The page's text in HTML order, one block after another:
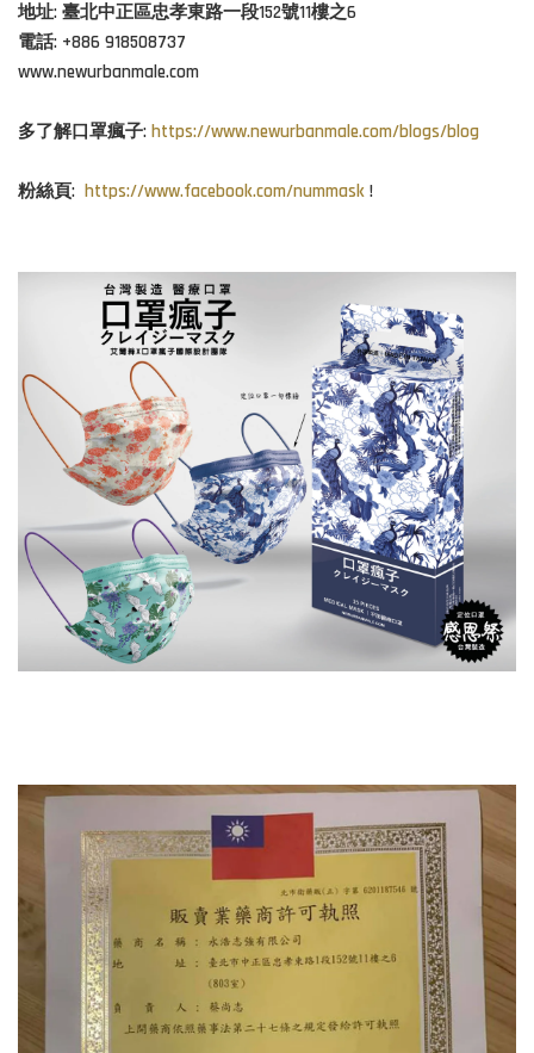
地址: 臺北中正區忠孝東路一段152號11樓之6
電話: +886 918508737
www.newurbanmale.com
多了解口罩瘋子: https://www.newurbanmale.com/blogs/blog
粉絲頁: https://www.facebook.com/nummask !